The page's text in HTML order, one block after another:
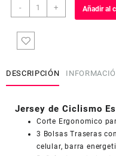
-
Jersey
de
Estandar
+ Añadir al
DESCRIPCIÓN
Jersey de Ciclismo
Corte Ergonomico
3 Bolsas Traseras
celular, barra